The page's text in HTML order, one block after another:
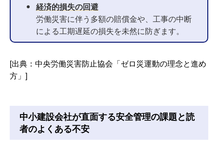
経済的損失の回避
労働災害に伴う多額の賠償金や、工事の中断
による工期遅延の損失を未然に防ぎます。
[出典：中央労働災害防止協会「ゼロ災運動の理念と進め
方」]
中小建設会社が直面する安全管理の課題と読
者のよくある不安